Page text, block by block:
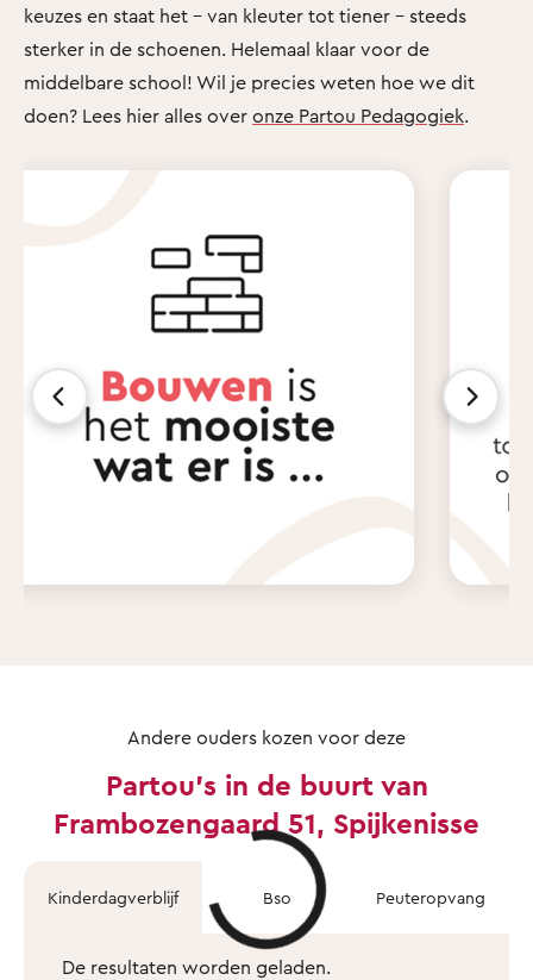
keuzes en staat het - van kleuter tot tiener - steeds
sterker in de schoenen. Helemaal klaar voor de
middelbare school! Wil je precies weten hoe we dit
doen? Lees hier alles over onze Partou Pedagogiek.
Andere ouders kozen voor deze
Partou's in de buurt van
Frambozengaard 51, Spijkenisse
Kinderdagverblijf Bso Peuteropvang
De resultaten worden geladen.